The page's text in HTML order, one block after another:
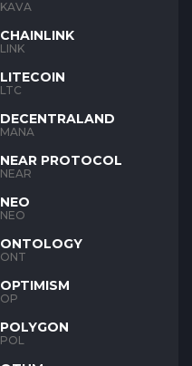
KAVA
CHAINLINK
LINK
LITECOIN
LTC
DECENTRALAND
MANA
NEAR PROTOCOL
NEAR
NEO
NEO
ONTOLOGY
ONT
OPTIMISM
OP
POLYGON
POL